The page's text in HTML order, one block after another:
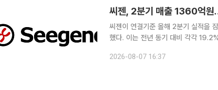
씨젠, 2분기 매출 1360억
씨젠이 연결기준 올해 2분기 실적을
했다. 이는 전년 동기 대비 각각
연결기준 올해 상반기 영업이익 451
2026-08-07 16:37